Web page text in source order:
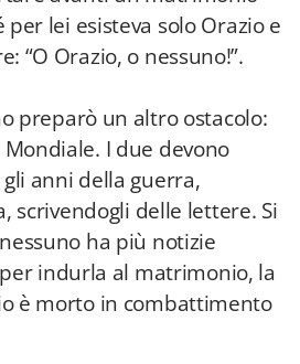
per lei esisteva solo Orazio e
“O Orazio, o nessuno!”.
preparò un altro ostacolo:
I due devono
anni della guerra,
scrivendogli delle lettere. Si
ha più notizie
indurla al matrimonio, la
è morto in combattimento